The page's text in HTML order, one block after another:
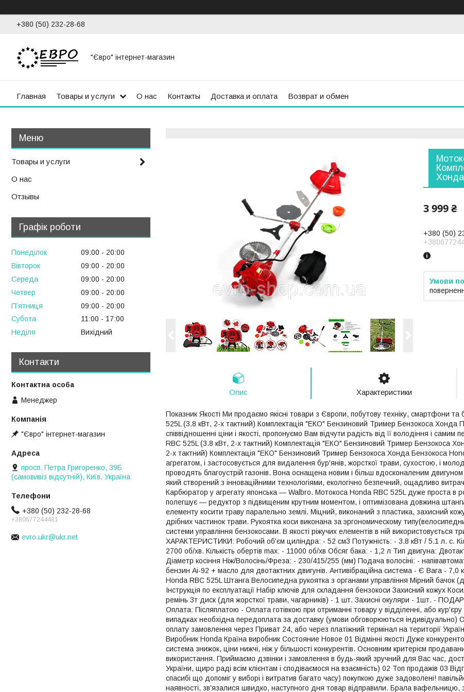
+380 (50) 232-28-68
"Євро" інтернет-магазин
Главная Товары и услуги О нас Контакты Доставка и оплата Возврат и обмен
Хонда
3 999 ₴
+380 (50)
Опис Характеристики
Показник Якості Ми продаємо якісні товари з Європи, побутову техніку, смартфони та
525L (3.8 кВт, 2-х тактний) Комплектація "ЕКО" Бензиновий Тример Бензокоса Хонда
співвідношенні ціни і якості, пропонуємо Вам відчути радість від її володіння і
RBC 525L (3.8 кВт, 2-х тактний) Комплектація "ЕКО" Бензиновий Тример Бензокоса
2-х тактний) Комплектація "ЕКО" Бензиновий Тример Бензокоса Хонда Бензокоса
агрегатом, і застосовується для видалення бур'янів, жорсткої трави, сухостою, і
проводять благоустрій газонів. Вона оснащена новим і більш вдосконаленим
який створений з інноваційними технологіями, екологічно безпечний, ощадливо
Карбюратор у агрегату японська ― Walbro. Мотокоса Honda RBC 525L дуже проста в
полегшує ― редуктор з підвищеним крутним моментом, і оптимізована довжина
елементу косити траву паралельно землі. Міцний, виконаний з пластика, захисний
дрібних частинок трави. Рукоятка коси виконана за эргономическому
системи управління бензокосами. В якості ріжучих елементів в ній використовується
ХАРАКТЕРИСТИКИ: Робочий об'єм циліндра: - 52 см3 Потужність: - 3.8 кВт / 5.1 л. с.
2700 об/хв. Кількість обертів max: - 11000 об/хв Обсяг бака: - 1,2 л Тип двигуна:
Діаметр косіння Ніж/Волосінь/Фреза: - 230/415/255 (мм) Подача волосіні: -
бензин Аі-92 + масло для двотактних двигунів. Антивібраційна система - Є Вага -
Honda RBC 525L Штанга Велосипедна рукоятка з органами управління Мірний бачок
Інструкція по експлуатації Набір ключів для складання бензокоси Захисний кожух
ремінь 3т диск (для жорсткої трави, чагарників) - 1 шт. Захисні окуляри - 1шт. -
Оплата: Післяплатою - Оплата готівкою при отриманні товару у відділенні, або
випадках необхідна передоплата за доставку (умови обговорюються індивідуально)
оплату замовлення через Приват 24, або через платіжний термінал на території
Виробник Honda Країна виробник Состояние Новое 01 Відмінні якості Дуже
система знижок, ціни нижчі, ніж у більшості конкурентів. Основним критерієм
використання. Приймаємо дзвінки і замовлення в будь-який зручний для Вас час,
України, щиро раді всім клієнтам і сподіваємося на взаємність) 02 Топ продажів 03
спасибі що допоміг у виборі і витратив багато часу) покупкою дуже задоволені!
наявності, зв'язалися швидко, наступного дня товар відправили. Брала вафельницю,
Товары и услуги
О нас
Отзывы
Графік роботи
Понеділок 09:00
20:00
Вівторок
09:00
20:00
Середа
09:00
20:00
Четвер
09:00
20:00
Пʼятниця
09:00
20:00
Субота
11:00
17:00
Неділя
Вихідний
Контакти
Менеджер
"Євро" інтернет-магазин
просп. Петра Григоренко, 39Б
(самовивіз відсутній), Київ, Україна
+380 (50) 232-28-68
+380677244481
evro.ukr@ukr.net